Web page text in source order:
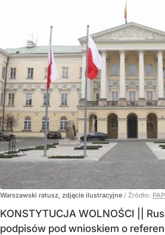
Warszawski ratusz, zdjęcie ilustracyjne / Źródło: PAP
KONSTYTUCJA WOLNOŚCI ||
podpisów pod wnioskiem o